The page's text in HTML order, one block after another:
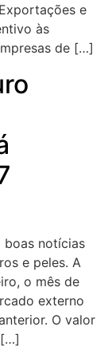
e
às
de […]
boas notícias
e peles. A
o mês de
externo
O valor